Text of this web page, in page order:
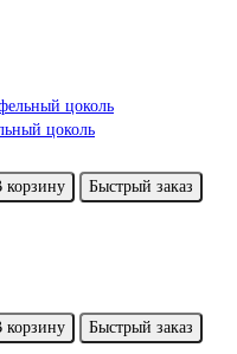
цоколь
корзину
Быстрый заказ
корзину
Быстрый заказ